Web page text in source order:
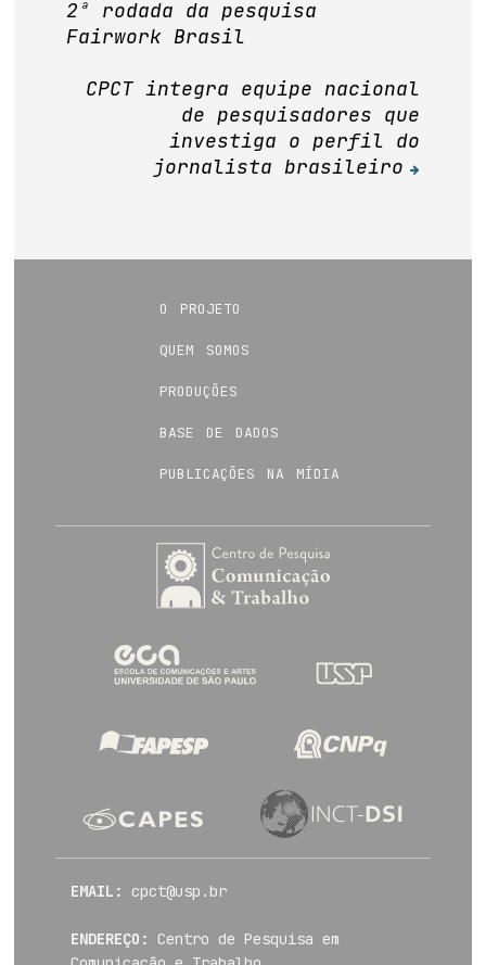
Post
2ª rodada da pesquisa
Fairwork Brasil
CPCT integra equipe nacional
de pesquisadores que
investiga o perfil do
jornalista brasileiro
o projeto
quem somos
produções
base de dados
publicações na mídia
EMAIL: cpct@usp.br
ENDEREÇO:
Centro de Pesquisa em